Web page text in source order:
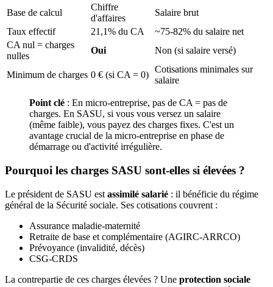
Base de calcul
Chiffre
d'affaires
Salaire brut
Taux effectif
21,1% du CA
~75-82% du salaire net
CA nul = charges
nulles
Oui Non (si salaire versé)
Minimum de charges 0 € (si CA = 0)
Cotisations minimales sur
salaire
Point clé : En micro-entreprise, pas de CA = pas de
charges. En SASU, si vous vous versez un salaire
(même faible), vous payez des charges fixes. C'est un
avantage crucial de la micro-entreprise en phase de
démarrage ou d'activité irrégulière.
Pourquoi les charges SASU sont-elles si élevées ?
Le président de SASU est assimilé salarié : il bénéficie du régime
général de la Sécurité sociale. Ses cotisations couvrent :
Assurance maladie-maternité
Retraite de base et complémentaire (AGIRC-ARRCO)
Prévoyance (invalidité, décès)
CSG-CRDS
La contrepartie de ces charges élevées ? Une protection sociale